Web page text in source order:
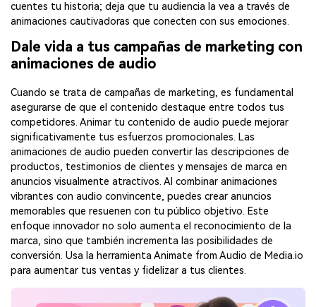
cuentes tu historia; deja que tu audiencia la vea a través de
animaciones cautivadoras que conecten con sus emociones.
Dale vida a tus campañas de marketing con
animaciones de audio
Cuando se trata de campañas de marketing, es fundamental
asegurarse de que el contenido destaque entre todos tus
competidores. Animar tu contenido de audio puede mejorar
significativamente tus esfuerzos promocionales. Las
animaciones de audio pueden convertir las descripciones de
productos, testimonios de clientes y mensajes de marca en
anuncios visualmente atractivos. Al combinar animaciones
vibrantes con audio convincente, puedes crear anuncios
memorables que resuenen con tu público objetivo. Este
enfoque innovador no solo aumenta el reconocimiento de la
marca, sino que también incrementa las posibilidades de
conversión. Usa la herramienta Animate from Audio de Media.io
para aumentar tus ventas y fidelizar a tus clientes.